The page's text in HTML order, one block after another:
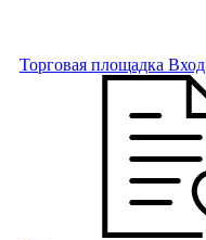
Торговая площадка Вход